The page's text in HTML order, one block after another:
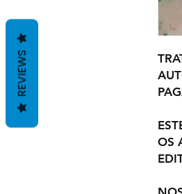
OS
REVIEWS